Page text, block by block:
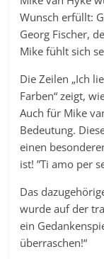
Wunsch erfüllt:
Georg Fischer,
Mike fühlt sich
Die Zeilen „Ich
Farben“ zeigt,
Auch für Mike
Bedeutung.
einen
ist! ”Ti amo per
Das
wurde auf der
ein
überraschen!“